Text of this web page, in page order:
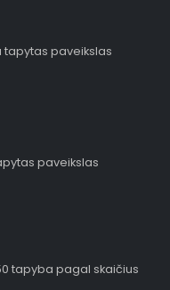
tapytas paveikslas
paveikslas
tapyba pagal skaičius